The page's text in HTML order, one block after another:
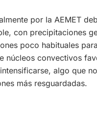
por la AEMET
con precipitaciones
poco habituales
núcleos convectivos
algo que
más resguardadas.